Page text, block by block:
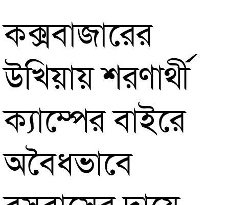
কক্সবাজারের
উখিয়ায় শরণার্থী
ক্যাম্পের বাইরে
অবৈধভাবে